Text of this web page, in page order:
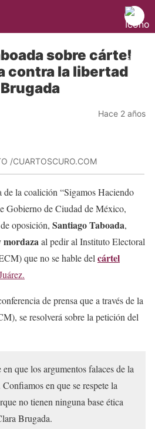
sobre cártel
contra la libertad
Hace 2 años
/CUARTOSCURO.COM
de la coalición “Sigamos Haciendo
Gobierno de Ciudad de México,
oposición, Santiago Taboada,
mordazaal pedir al Instituto Electoral
que no se hable del cártel
de prensa que a través de la
se resolverá sobre la petición del
que los argumentos falaces de la
en que se respete la
no tienen ninguna base ética
Brugada.